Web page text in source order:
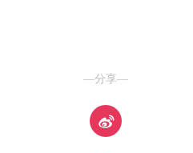
—分享—